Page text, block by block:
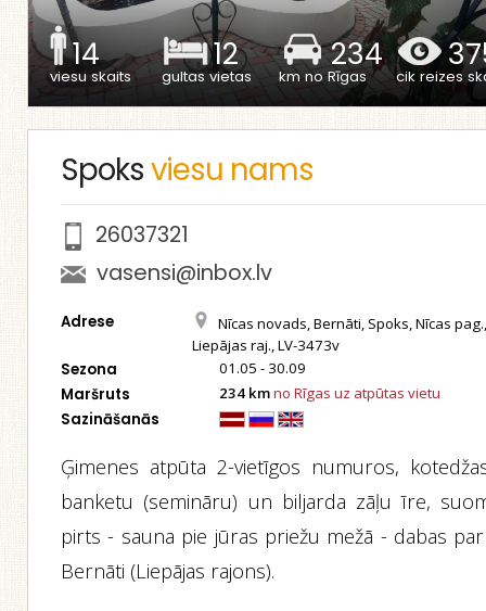
14
viesu skaits
12
gultas vietas
234
km no Rīgas cik reizes
Spoksviesu nams
26037321
vasensi@inbox.lv
Adrese
Nīcas novads, Bernāti, Spoks, Nīcas
Liepājas raj., LV-3473v
Sezona 01.05 - 30.09
Maršruts 234 kmno Rīgas uz atpūtas vietu
Sazināšanās
Ģimenes atpūta 2-vietīgos numuros,
banketu (semināru) un biljarda zāļu īre,
pirts - sauna pie jūras priežu mežā - dabas
Bernāti (Liepājas rajons).